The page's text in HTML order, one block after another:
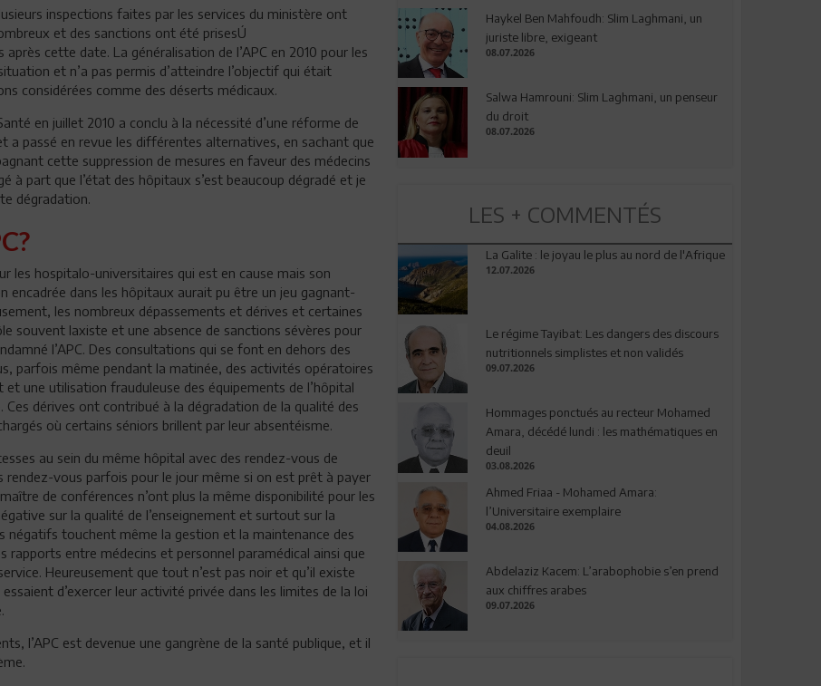
inspections faites par les services du ministère ont
et des sanctions ont été prisesÚ
cette date. La généralisation de l’APC en 2010 pour les
et n’a pas permis d’atteindre l’objectif qui était
considérées comme des déserts médicaux.
en juillet 2010 a conclu à la nécessité d’une réforme de
a passé en revue les différentes alternatives, en sachant que
cette suppression de mesures en faveur des médecins
à part que l’état des hôpitaux s’est beaucoup dégradé et je
dégradation.
les hospitalo-universitaires qui est en cause mais son
encadrée dans les hôpitaux aurait pu être un jeu gagnant-
les nombreux dépassements et dérives et certaines
souvent laxiste et une absence de sanctions sévères pour
l’APC. Des consultations qui se font en dehors des
parfois même pendant la matinée, des activités opératoires
une utilisation frauduleuse des équipements de l’hôpital
dérives ont contribué à la dégradation de la qualité des
où certains séniors brillent par leur absentéisme.
au sein du même hôpital avec des rendez-vous de
vous parfois pour le jour même si on est prêt à payer
de conférences n’ont plus la même disponibilité pour les
sur la qualité de l’enseignement et surtout sur la
touchent même la gestion et la maintenance des
rapports entre médecins et personnel paramédical ainsi que
Heureusement que tout n’est pas noir et qu’il existe
d’exercer leur activité privée dans les limites de la loi
l’APC est devenue une gangrène de la santé publique, et il
Haykel Ben Mahfoudh: Slim Laghmani, un
juriste libre, exigeant
08.07.2026
Salwa Hamrouni: Slim Laghmani, un penseur
du droit
08.07.2026
LES + COMMENTÉS
La Galite : le joyau le plus au nord de l'Afrique
12.07.2026
Le régime Tayibat: Les dangers des discours
nutritionnels simplistes et non validés
09.07.2026
Hommages ponctués au recteur Mohamed
Amara, décédé lundi : les mathématiques en
deuil
03.08.2026
Ahmed Friaa - Mohamed Amara:
l’Universitaire exemplaire
04.08.2026
Abdelaziz Kacem: L’arabophobie s’en prend
aux chiffres arabes
09.07.2026